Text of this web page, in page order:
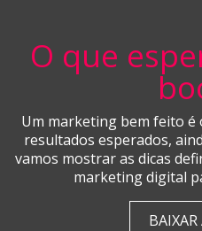
O que
Um marketing bem feito
resultados esperados,
vamos mostrar as dicas
marketing digital
BAIXAR